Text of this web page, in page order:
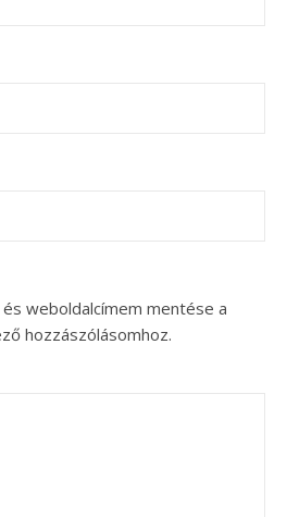
weboldalcímem mentése a
hozzászólásomhoz.